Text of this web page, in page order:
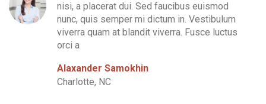
nisi, a placerat dui. Sed faucibus euismod
nunc, quis semper mi dictum in. Vestibulum
viverra quam at blandit viverra. Fusce luctus
orci a
Alaxander Samokhin
Charlotte, NC